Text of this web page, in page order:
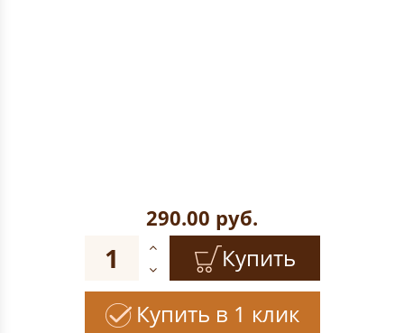
290.00 руб.
Купить
Купить в 1 клик